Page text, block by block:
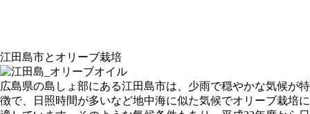
江田島市とオリーブ栽培
広島県の島しょ部にある江田島市は、少雨で穏やかな気候が特
徴で、日照時間が多いなど地中海に似た気候でオリーブ栽培に